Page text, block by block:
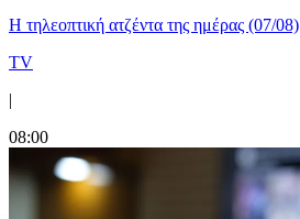
Η τηλεοπτική ατζέντα της ημέρας (07/08)
TV
|
08:00